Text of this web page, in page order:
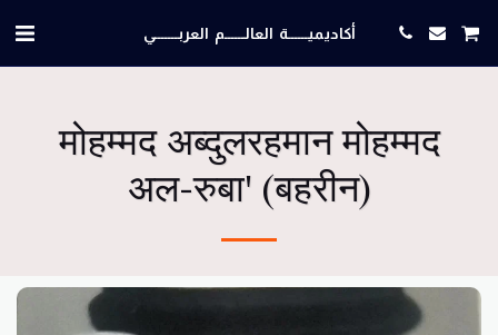
أكاديميــــــة العالــــــم العربـــــــي
मोहम्मद अब्दुलरहमान मोहम्मद
अल-रुबा' (बहरीन)